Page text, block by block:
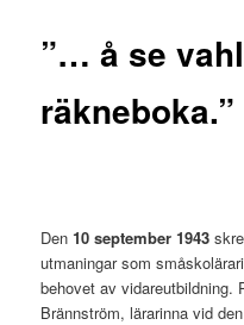
”… å se
räkneboka.”
Den10 september 1943
utmaningar som
behovet av vidareutbildning.
Brännström, lärarinna vid